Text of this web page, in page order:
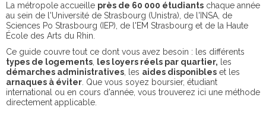
La métropole accueille près de 60 000 étudiants chaque année
au sein de l'Université de Strasbourg (Unistra), de l'INSA, de
Sciences Po Strasbourg (IEP), de l'EM Strasbourg et de la Haute
École des Arts du Rhin.
Ce guide couvre tout ce dont vous avez besoin : les différents
types de logements
les loyers réels par quartier, les
démarches administratives , les aides disponibles et les
arnaques à éviter . Que vous soyez boursier, étudiant
international ou en cours d'année, vous trouverez ici une méthode
directement applicable.